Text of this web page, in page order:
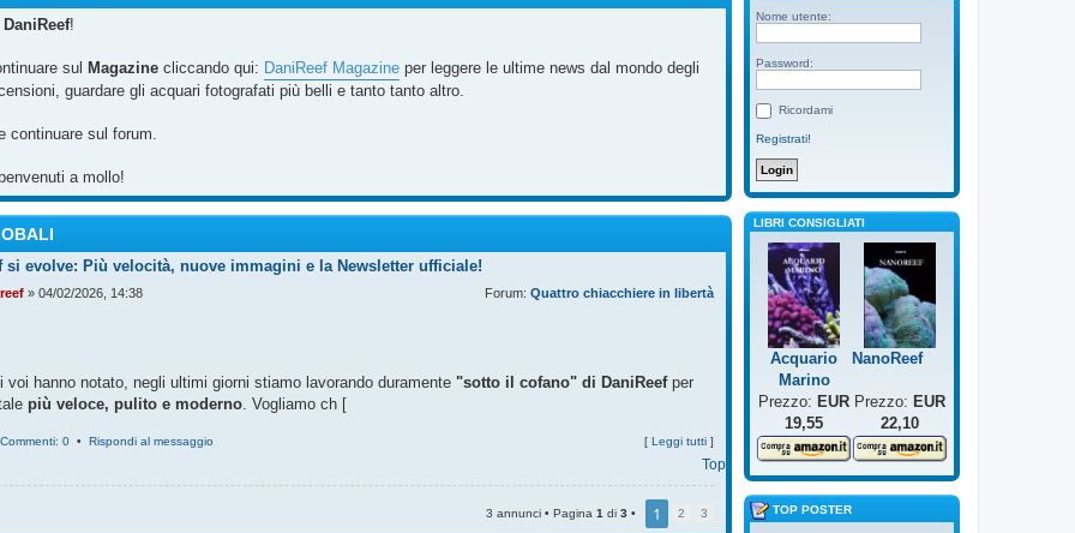
DaniReef!
sul Magazine cliccando qui: DaniReef Magazine per leggere le ultime news dal mondo degli
guardare gli acquari fotografati più belli e tanto tanto altro.
continuare sul forum.
a mollo!
si evolve: Più velocità, nuove immagini e la Newsletter ufficiale!
» 04/02/2026, 14:38 Forum: Quattro chiacchiere in libertà
voi hanno notato, negli ultimi giorni stiamo lavorando duramente "sotto il cofano" di DaniReefper
più veloce, pulito e moderno . Vogliamo ch [
Commenti: 0 • Rispondi al messaggio [ Leggi tutti ]
Top
3 annunci • Pagina 1 di 3 • 1 2 3
Nome utente:
Password:
Ricordami
Registrati!
LIBRI CONSIGLIATI
Acquario
Marino
NanoReef
Prezzo: EUR
19,55
Prezzo: EUR
22,10
TOP POSTER